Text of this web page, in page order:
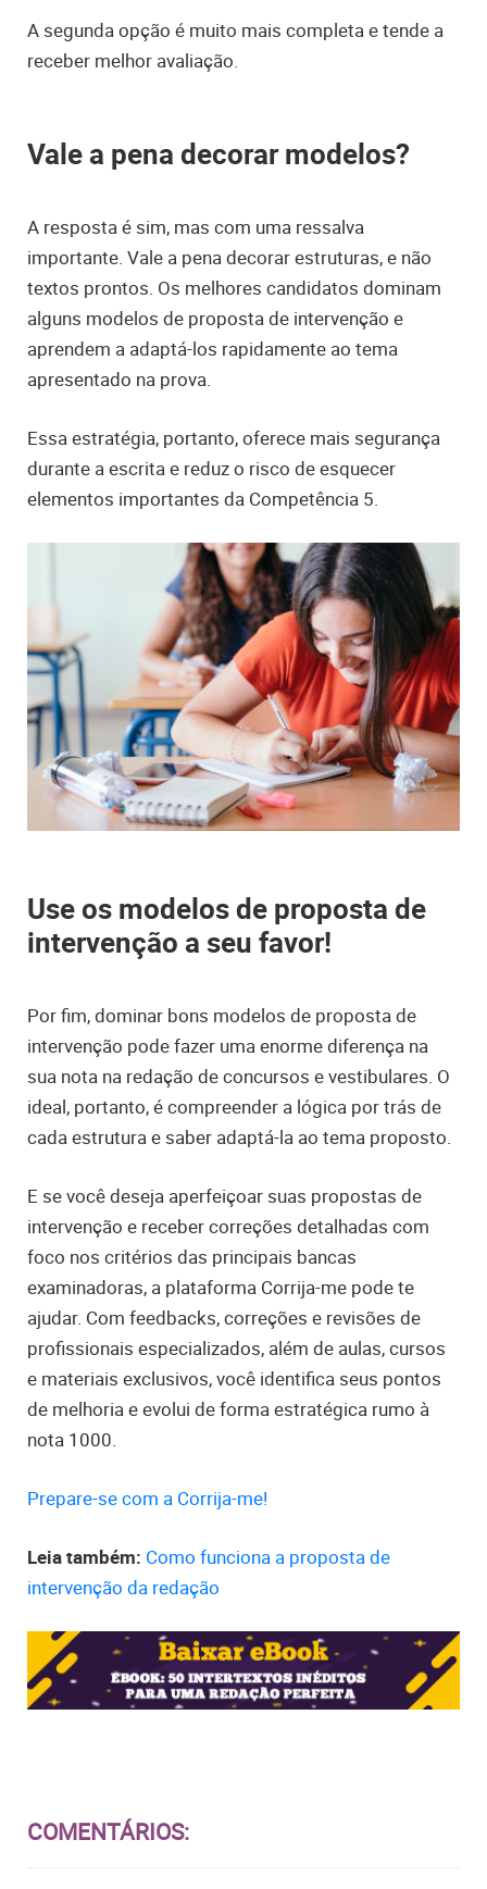
A segunda opção é muito mais completa e tende a
receber melhor avaliação.
Vale a pena decorar modelos?
A resposta é sim, mas com uma ressalva
importante. Vale a pena decorar estruturas, e não
textos prontos. Os melhores candidatos dominam
alguns modelos de proposta de intervenção e
aprendem a adaptá-los rapidamente ao tema
apresentado na prova.
Essa estratégia, portanto, oferece mais segurança
durante a escrita e reduz o risco de esquecer
elementos importantes da Competência 5.
Use os modelos de proposta de
intervenção a seu favor!
Por fim, dominar bons modelos de proposta de
intervenção pode fazer uma enorme diferença na
sua nota na redação de concursos e vestibulares. O
ideal, portanto, é compreender a lógica por trás de
cada estrutura e saber adaptá-la ao tema proposto.
E se você deseja aperfeiçoar suas propostas de
intervenção e receber correções detalhadas com
foco nos critérios das principais bancas
examinadoras, a plataforma Corrija-me pode te
ajudar. Com feedbacks, correções e revisões de
profissionais especializados, além de aulas, cursos
e materiais exclusivos, você identifica seus pontos
de melhoria e evolui de forma estratégica rumo à
nota 1000.
Prepare-se com a Corrija-me!
Leia também: Como funciona a proposta de
intervenção da redação
COMENTÁRIOS: